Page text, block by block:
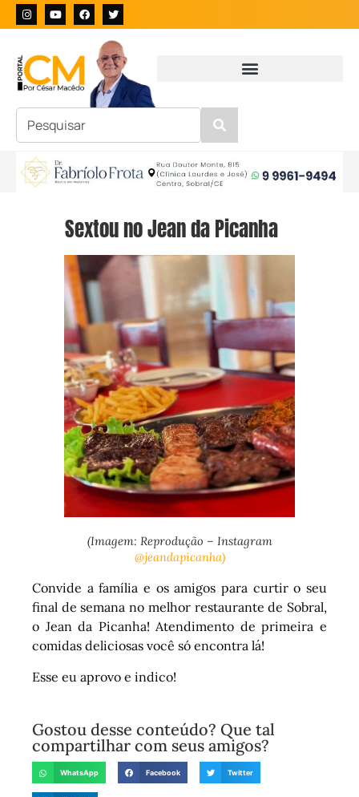
Sextou no Jean da Picanha
(Imagem: Reprodução – Instagram
@jeandapicanha)
Convide a família e os amigos para curtir o seu
final de semana no melhor restaurante de Sobral,
o Jean da Picanha! Atendimento de primeira e
comidas deliciosas você só encontra lá!
Esse eu aprovo e indico!
Gostou desse conteúdo? Que tal
compartilhar com seus amigos?
WhatsApp Facebook Twitter